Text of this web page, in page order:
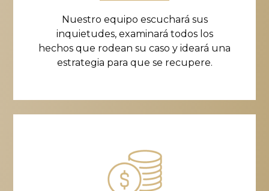
Nuestro equipo escuchará sus
inquietudes, examinará todos los
hechos que rodean su caso y ideará una
estrategia para que se recupere.